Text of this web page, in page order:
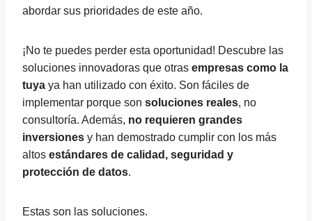
abordar sus prioridades de este año.
¡No te puedes perder esta oportunidad! Descubre las
soluciones innovadoras que otras empresas como la
tuya ya han utilizado con éxito. Son fáciles de
implementar porque son soluciones reales, no
consultoría. Además, no requieren grandes
inversiones y han demostrado cumplir con los más
altos estándares de calidad, seguridad y
protección de datos.
Estas son las soluciones.